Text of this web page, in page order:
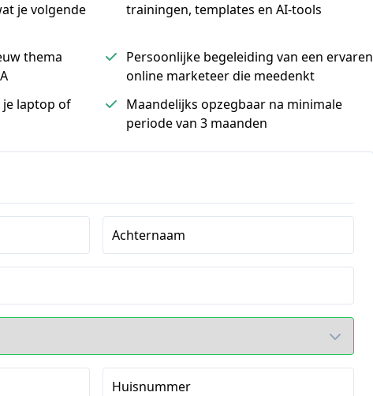
je volgende
trainingen, templates en AI-tools
thema
Persoonlijke begeleiding van een ervaren
online marketeer die meedenkt
je laptop of
Maandelijks opzegbaar na minimale
periode van 3 maanden
Achternaam
Huisnummer